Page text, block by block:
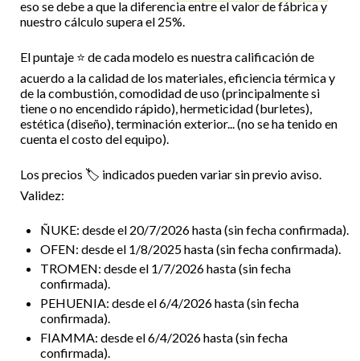
eso se debe a que la diferencia entre el valor de fábrica y
nuestro cálculo supera el 25%.
El puntaje ⭐ de cada modelo es nuestra calificación de
acuerdo a la calidad de los materiales, eficiencia térmica y
de la combustión, comodidad de uso (principalmente si
tiene o no encendido rápido), hermeticidad (burletes),
estética (diseño), terminación exterior... (no se ha tenido en
cuenta el costo del equipo).
Los precios 🏷️ indicados pueden variar sin previo aviso.
Validez:
ÑUKE: desde el 20/7/2026 hasta (sin fecha confirmada).
OFEN: desde el 1/8/2025 hasta (sin fecha confirmada).
TROMEN: desde el 1/7/2026 hasta (sin fecha
confirmada).
PEHUENIA: desde el 6/4/2026 hasta (sin fecha
confirmada).
FIAMMA: desde el 6/4/2026 hasta (sin fecha
confirmada).